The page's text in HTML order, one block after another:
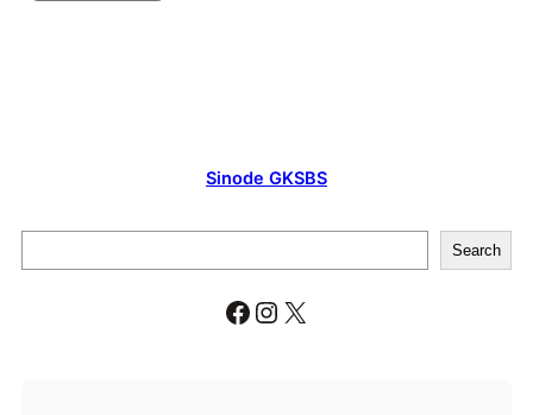
Sinode GKSBS
e
r
Search
Facebook Instagram X